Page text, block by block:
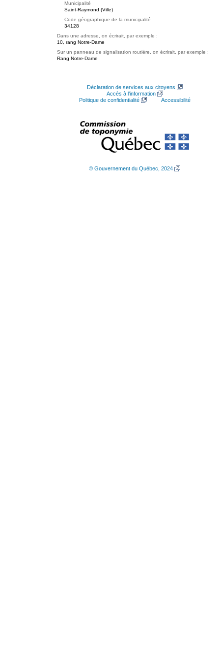
Municipalité
Saint-Raymond (Ville)
Code géographique de la municipalité
34128
Dans une adresse, on écrirait, par exemple :
10, rang Notre-Dame
Sur un panneau de signalisation routière, on écrirait, par exemple :
Rang Notre-Dame
Déclaration de services aux citoyens
Accès à l’information
Politique de confidentialité
Accessibilité
© Gouvernement du Québec, 2024